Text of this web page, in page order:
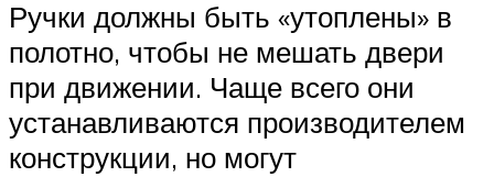
Ручки должны быть «утоплены» в
полотно, чтобы не мешать двери
при движении. Чаще всего они
устанавливаются производителем
конструкции, но могут